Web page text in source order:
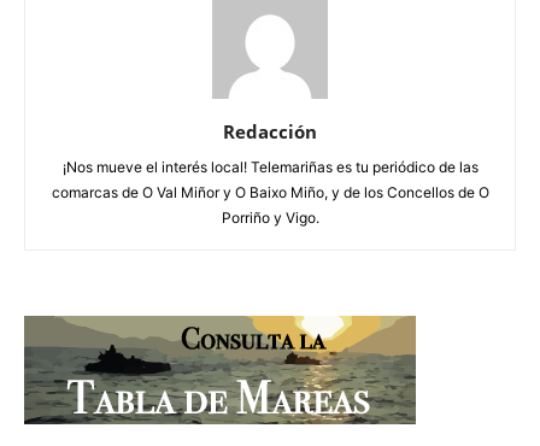
Redacción
¡Nos mueve el interés local! Telemariñas es tu periódico de las
comarcas de O Val Miñor y O Baixo Miño, y de los Concellos de O
Porriño y Vigo.